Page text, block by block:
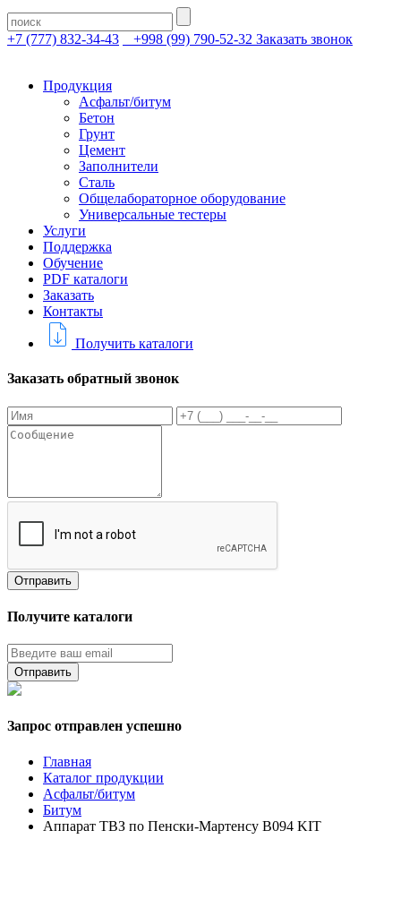
+7 (777) 832-34-43 +998 (99) 790-52-32 Заказать звонок
Продукция
Асфальт/битум
Бетон
Грунт
Цемент
Заполнители
Сталь
Общелабораторное оборудование
Универсальные тестеры
Услуги
Поддержка
Обучение
PDF каталоги
Заказать
Контакты
Получить каталоги
Заказать обратный звонок
Получите каталоги
Запрос отправлен успешно
Главная
Каталог продукции
Асфальт/битум
Битум
Аппарат ТВЗ по Пенски-Мартенсу B094 KIT